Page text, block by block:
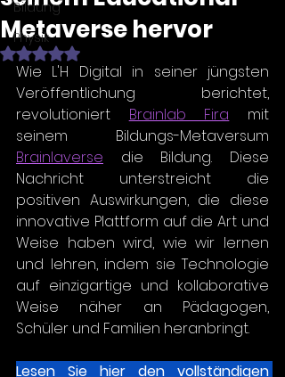
Bildung
Physik
Metaverse hervor
Mit NaN von 5 Sternen bewertet.
Wie L'H Digital in seiner jüngsten
Veröffentlichung berichtet,
revolutioniert Brainlab Fira mit
Brainlaverse die Bildung. Diese
Nachricht unterstreicht die
positiven Auswirkungen, die diese
innovative Plattform auf die Art und
Weise haben wird, wie wir lernen
und lehren, indem sie Technologie
auf einzigartige und kollaborative
Weise näher an Pädagogen,
Schüler und Familien heranbringt.
Lesen Sie hier den vollständigen